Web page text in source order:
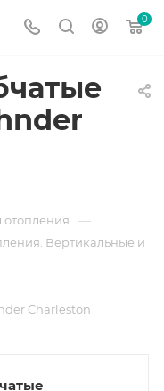
0
отопления —
Вертикальные и
Charleston